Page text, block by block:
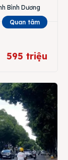
Bình Dương
Quan tâm
595 triệu